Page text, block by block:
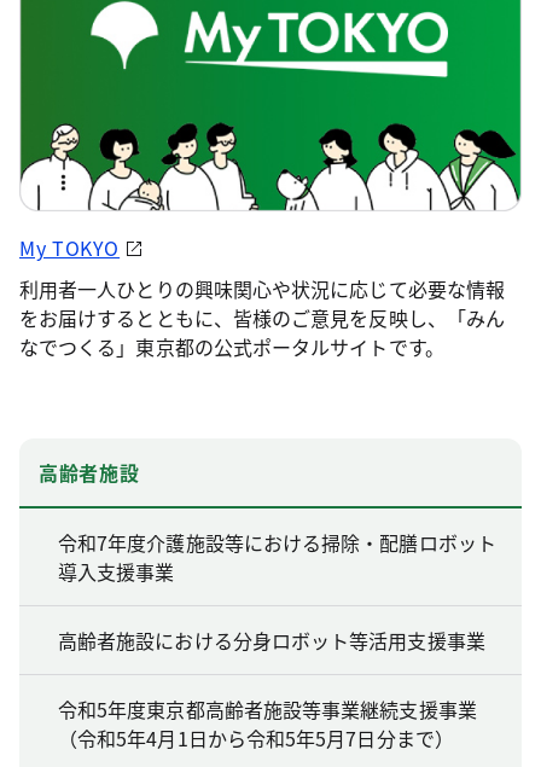
My TOKYO
利用者一人ひとりの興味関心や状況に応じて必要な情報
をお届けするとともに、皆様のご意見を反映し、「みん
なでつくる」東京都の公式ポータルサイトです。
高齢者施設
令和7年度介護施設等における掃除・配膳ロボット
導入支援事業
高齢者施設における分身ロボット等活用支援事業
令和5年度東京都高齢者施設等事業継続支援事業
（令和5年4月1日から令和5年5月7日分まで）